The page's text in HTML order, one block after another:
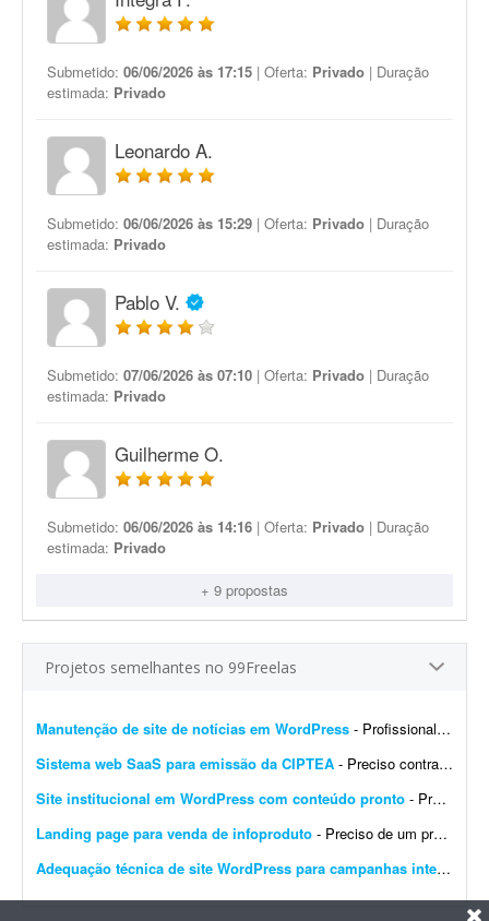
Submetido: 06/06/2026 às 17:15 | Oferta: Privado | Duração
estimada: Privado
Leonardo A.
Submetido: 06/06/2026 às 15:29 | Oferta: Privado | Duração
estimada: Privado
Pablo V.
Submetido: 07/06/2026 às 07:10 | Oferta: Privado | Duração
estimada: Privado
Guilherme O.
Submetido: 06/06/2026 às 14:16 | Oferta: Privado | Duração
estimada: Privado
+ 9 propostas
Projetos semelhantes no 99Freelas
Manutenção de site de notícias em WordPress - Profissional para realizar manutenção, configuração de automações, melhoria visual e atualização de site de notícias em WordPress. At...
Sistema web SaaS para emissão da CIPTEA - Preciso contratar um desenvolvedor ou equipe para criar um sistema web (SaaS multi-tenant) voltado para a emissão digital da CIPTEA (Carteira de Identificação da Pessoa com Tra...
Site institucional em WordPress com conteúdo pronto - Preciso de um desenvolvedor WordPress para criar um site institucional simples, de aproximadamente 5 páginas (Home). - O projeto é cultural (Cuidadores da Memória - Encontro R...
Landing page para venda de infoproduto - Preciso de um profissional que crie uma landing page com foco em conversão para um infoproduto. A página deve ter conteúdo e layout focados em vendas, com elementos que incent...
Adequação técnica de site WordPress para campanhas internacionais